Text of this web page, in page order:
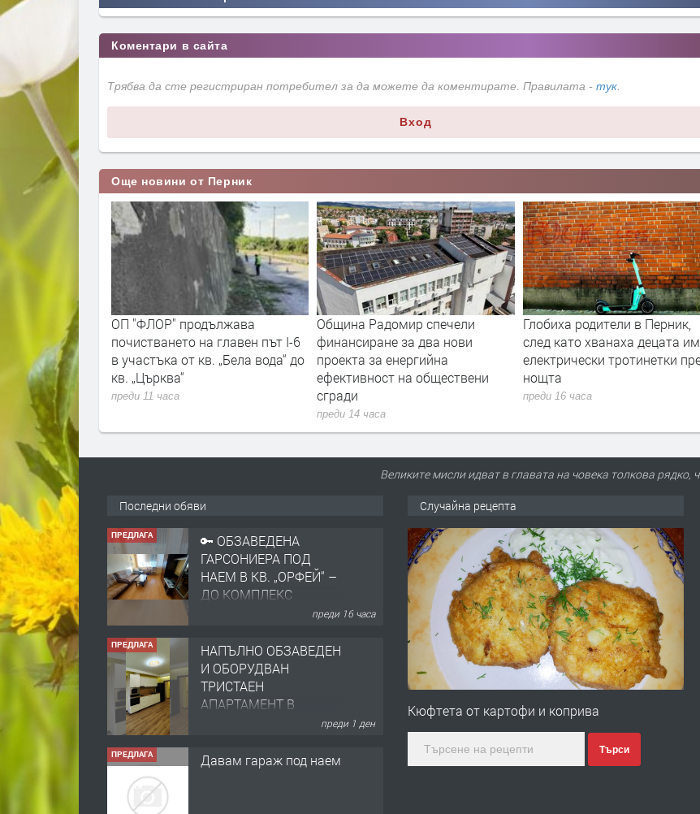
Коментари в сайта
Трябва да сте регистриран потребител за да можете да коментирате. Правилата - тук.
Вход
Още новини от Перник
Перник ще
културна
ОП "ФЛОР" продължава
почистването на главен път I-6
в участъка от кв. „Бела вода“ до
кв. „Църква“
преди 11 часа
Община Радомир спечели
финансиране за два нови
проекта за енергийна
ефективност на обществени
сгради
преди 14 часа
Глобиха родители в Перник,
след като хванаха децата
електрически тротинетки
нощта
преди 16 часа
Великите мисли идват в главата на човека толкова
Последни обяви
ПРЕДЛАГА
🔑 ОБЗАВЕДЕНА
ГАРСОНИЕРА ПОД
НАЕМ В КВ. „ОРФЕЙ“ –
ДО КОМПЛЕКС
преди 16 часа
ПРЕДЛАГА
НАПЪЛНО ОБЗАВЕДЕН
И ОБОРУДВАН
ТРИСТАЕН
АПАРТАМЕНТ В
преди 1 ден
ПРЕДЛАГА Давам гараж под наем
Случайна рецепта
Кюфтета от картофи и коприва
Търси